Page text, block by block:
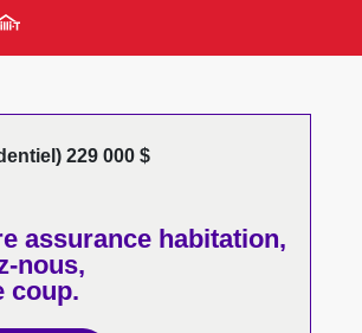
229 000 $
assurance habitation,
nous,
coup.